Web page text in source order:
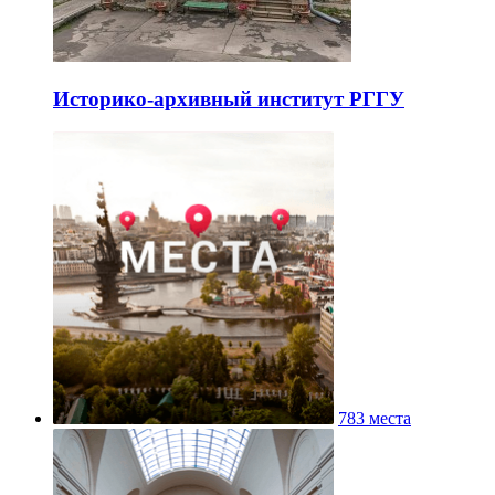
Историко-архивный институт РГГУ
783 места